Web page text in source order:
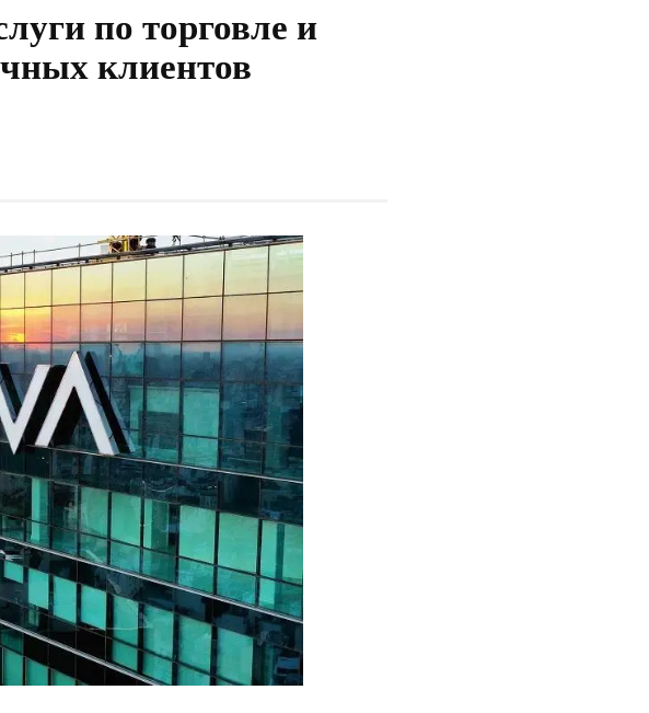
по торговле и
клиентов